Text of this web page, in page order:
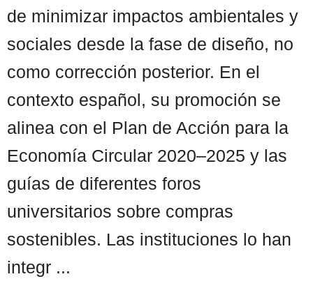
de minimizar impactos ambientales y
sociales desde la fase de diseño, no
como corrección posterior. En el
contexto español, su promoción se
alinea con el Plan de Acción para la
Economía Circular 2020–2025 y las
guías de diferentes foros
universitarios sobre compras
sostenibles. Las instituciones lo han
integr ...